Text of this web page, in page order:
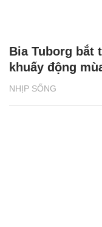
NHỊP SỐNG
Bia Tuborg bắt
khuấy động